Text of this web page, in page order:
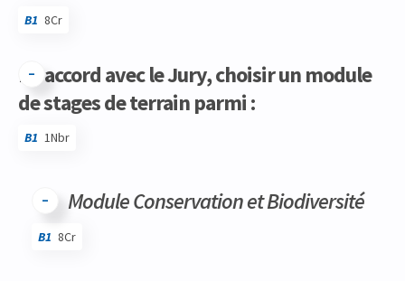
B1 8Cr
En accord avec le Jury, choisir un module
de stages de terrain parmi :
B1 1Nbr
Module Conservation et Biodiversité
B1 8Cr